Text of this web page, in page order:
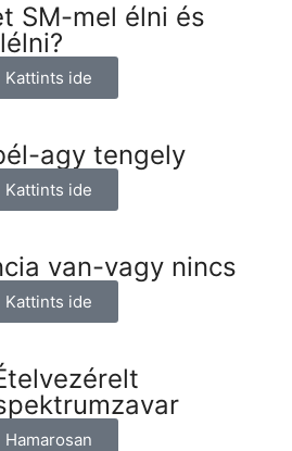
SM-mel élni és
Kattints ide
agy tengely
Kattints ide
van-vagy nincs
Kattints ide
Hamarosan